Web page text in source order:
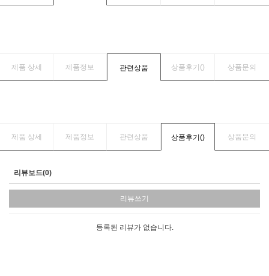
제품 상세 제품정보 관련상품 상품후기() 상품문의
제품 상세 제품정보 관련상품 상품후기() 상품문의
리뷰보드(0)
리뷰쓰기
등록된 리뷰가 없습니다.